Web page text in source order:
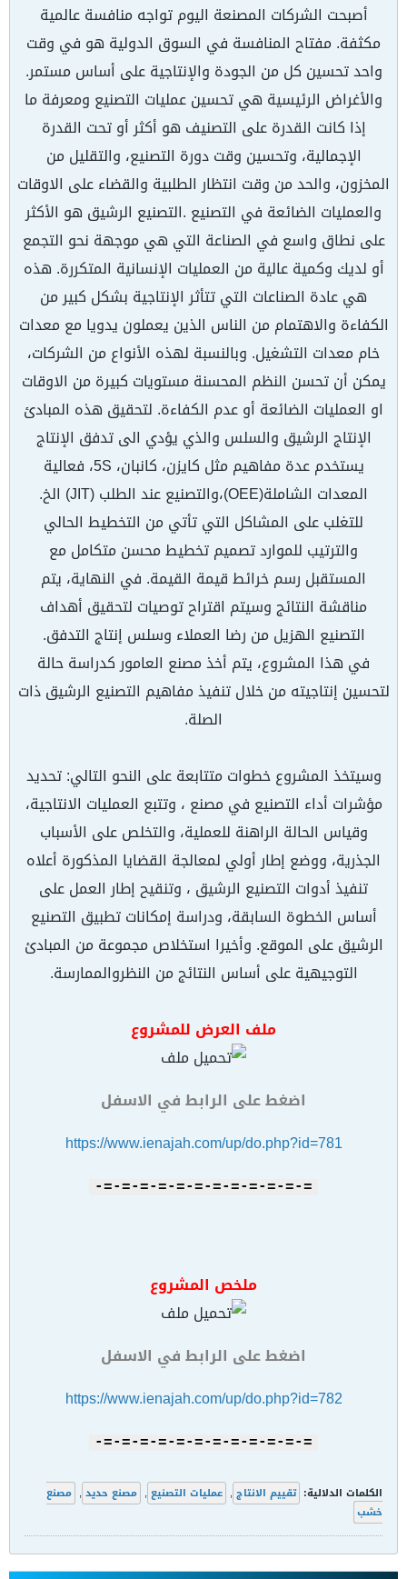
أصبحت الشركات المصنعة اليوم تواجه منافسة عالمية
مكثفة. مفتاح المنافسة في السوق الدولية هو في وقت
واحد تحسين كل من الجودة والإنتاجية على أساس مستمر.
والأغراض الرئيسية هي تحسين عمليات التصنيع ومعرفة ما
إذا كانت القدرة على التصنيف هو أكثر أو تحت القدرة
الإجمالية، وتحسين وقت دورة التصنيع، والتقليل من
المخزون، والحد من وقت انتظار الطلبية والقضاء على الاوقات
والعمليات الضائعة في التصنيع .التصنيع الرشيق هو الأكثر
على نطاق واسع في الصناعة التي هي موجهة نحو التجمع
أو لديك وكمية عالية من العمليات الإنسانية المتكررة. هذه
هي عادة الصناعات التي تتأثر الإنتاجية بشكل كبير من
الكفاءة والاهتمام من الناس الذين يعملون يدويا مع معدات
خام معدات التشغيل. وبالنسبة لهذه الأنواع من الشركات،
يمكن أن تحسن النظم المحسنة مستويات كبيرة من الاوقات
او العمليات الضائعة أو عدم الكفاءة. لتحقيق هذه المبادئ
الإنتاج الرشيق والسلس والذي يؤدي الى تدفق الإنتاج
يستخدم عدة مفاهيم مثل كايزن، كانبان، 5S، فعالية
المعدات الشاملة(OEE)،والتصنيع عند الطلب (JIT) الخ.
للتغلب على المشاكل التي تأتي من التخطيط الحالي
والترتيب للموارد تصميم تخطيط محسن متكامل مع
المستقبل رسم خرائط قيمة القيمة. في النهاية، يتم
مناقشة النتائج وسيتم اقتراح توصيات لتحقيق أهداف
التصنيع الهزيل من رضا العملاء وسلس إنتاج التدفق.
في هذا المشروع، يتم أخذ مصنع العامور كدراسة حالة
لتحسين إنتاجيته من خلال تنفيذ مفاهيم التصنيع الرشيق ذات
الصلة.
وسيتخذ المشروع خطوات متتابعة على النحو التالي: تحديد
مؤشرات أداء التصنيع في مصنع ، وتتبع العمليات الانتاجية،
وقياس الحالة الراهنة للعملية، والتخلص على الأسباب
الجذرية، ووضع إطار أولي لمعالجة القضايا المذكورة أعلاه
تنفيذ أدوات التصنيع الرشيق ، وتنقيح إطار العمل على
أساس الخطوة السابقة، ودراسة إمكانات تطبيق التصنيع
الرشيق على الموقع. وأخيرا استخلاص مجموعة من المبادئ
التوجيهية على أساس النتائج من النظروالممارسة.
ملف العرض للمشروع
اضغط على الرابط في الاسفل
https://www.ienajah.com/up/do.php?id=781
=-=-=-=-=-=-=-=-=-=-=-=-
ملخص المشروع
اضغط على الرابط في الاسفل
https://www.ienajah.com/up/do.php?id=782
=-=-=-=-=-=-=-=-=-=-=-=-
الكلمات الدلالية: تقييم الانتاج , عمليات التصنيع , مصنع حديد , مصنع
خشب